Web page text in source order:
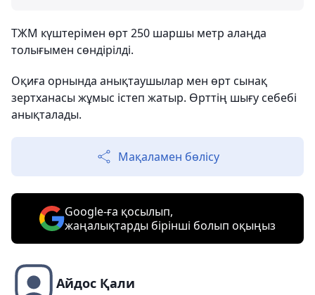
ТЖМ күштерімен өрт 250 шаршы метр алаңда
толығымен сөндірілді.
Оқиға орнында анықтаушылар мен өрт сынақ
зертханасы жұмыс істеп жатыр. Өрттің шығу себебі
анықталады.
Мақаламен бөлісу
Google-ға қосылып,
жаңалықтарды бірінші болып оқыңыз
Айдос Қали